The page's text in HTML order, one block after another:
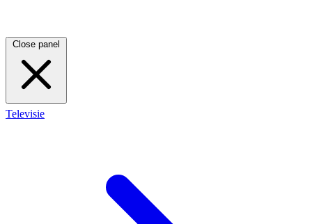
Close panel
Televisie